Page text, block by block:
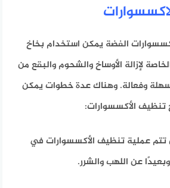
الفضة يمكن استخدام بخاخ
لإزالة الأوساخ والشحوم والبقع من
وفعالة. وهناك عدة خطوات يمكن
تنظيف الأكسسوارات:
تتم عملية تنظيف الأكسسوارات في
عن اللهب والشرر.